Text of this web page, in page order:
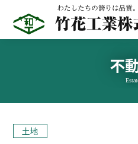
竹花工業の新築別荘
新築住宅
不
土地